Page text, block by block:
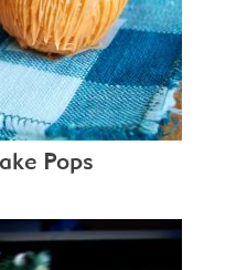
Pops